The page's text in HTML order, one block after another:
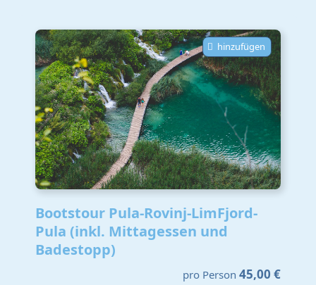
hinzufügen
Bootstour Pula-Rovinj-LimFjord-
Pula (inkl. Mittagessen und
Badestopp)
pro Person 45,00 €